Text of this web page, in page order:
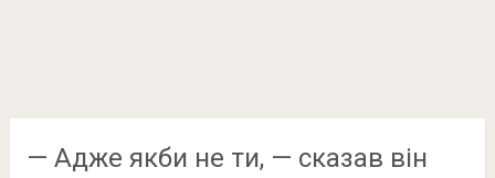
— Адже якби не ти, — сказав він